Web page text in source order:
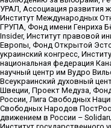
УРАЛ, Ассоциация развития
Институт Международных
ГРУПА, Фонд имени Генриха
Insider, Институт правовой
Европы, Фонд Открытой
украинский конгресс,
национальная федерация
научный центр им Вудро
Всеукраинский духовный
Швеции, Проект Медуза,
России, Лига Свободных
Свободных Народов
движением в России –